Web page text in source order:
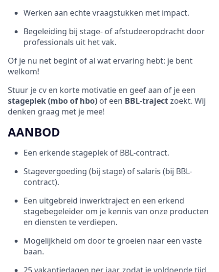
Werken aan echte vraagstukken met impact.
Begeleiding bij stage- of afstudeeropdracht door
professionals uit het vak.
Of je nu net begint of al wat ervaring hebt: je bent
welkom!
Stuur je cv en korte motivatie en geef aan of je een
stageplek (mbo of hbo) of een BBL-trajectzoekt. Wij
denken graag met je mee!
AANBOD
Een erkende stageplek of BBL-contract.
Stagevergoeding (bij stage) of salaris (bij BBL-
contract).
Een uitgebreid inwerktraject en een erkend
stagebegeleider om je kennis van onze producten
en diensten te verdiepen.
Mogelijkheid om door te groeien naar een vaste
baan.